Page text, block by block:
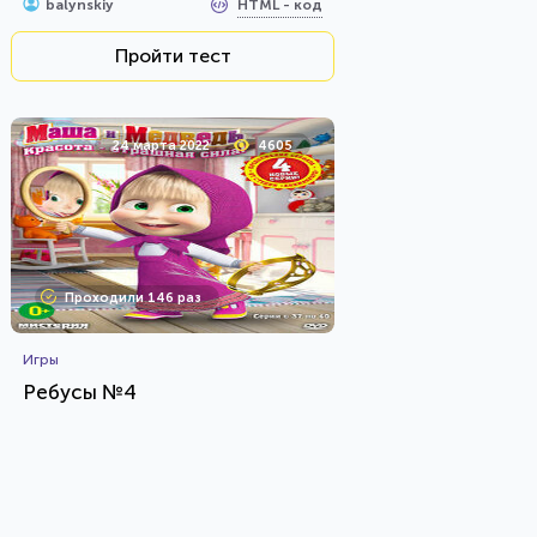
balynskiy HTML - код
Пройти тест
24 марта 2022 4605
Проходили 146 раз
Игры
Ребусы №4